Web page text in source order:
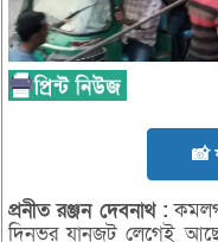
📸
প্রনীতরঞ্জন দেবনাথ :
দিনভর যানজট লেগেই